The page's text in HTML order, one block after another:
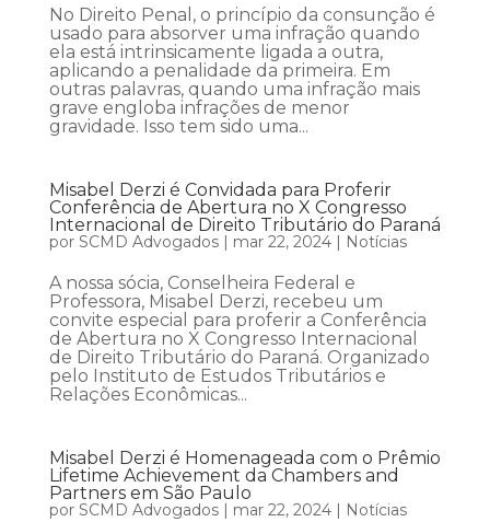
No Direito Penal, o princípio da consunção é
usado para absorver uma infração quando
ela está intrinsicamente ligada a outra,
aplicando a penalidade da primeira. Em
outras palavras, quando uma infração mais
grave engloba infrações de menor
gravidade. Isso tem sido uma...
Misabel Derzi é Convidada para Proferir
Conferência de Abertura no X Congresso
Internacional de Direito Tributário do Paraná
por SCMD Advogados| mar 22, 2024| Notícias
A nossa sócia, Conselheira Federal e
Professora, Misabel Derzi, recebeu um
convite especial para proferir a Conferência
de Abertura no X Congresso Internacional
de Direito Tributário do Paraná. Organizado
pelo Instituto de Estudos Tributários e
Relações Econômicas...
Misabel Derzi é Homenageada com o Prêmio
Lifetime Achievement da Chambers and
Partners em São Paulo
por SCMD Advogados| mar 22, 2024| Notícias